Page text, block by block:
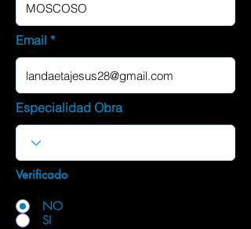
Email
Especialidad Obra
Verificado
NO
SI